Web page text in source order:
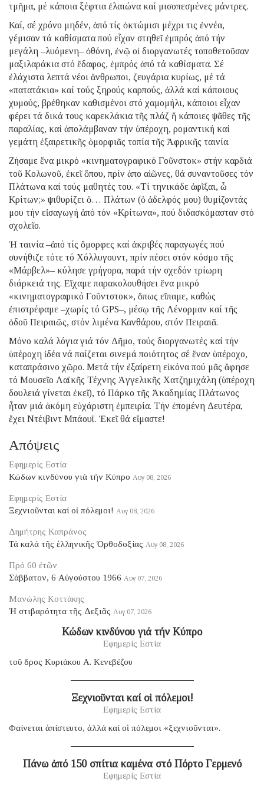
τμῆμα, μέ κάποια ξέφτια ἐλαιώνα καί μισοπεσμένες μάντρες.
Καί, σέ χρόνο μηδέν, ἀπό τίς ὀκτώμισι μέχρι τις ἐννέα,
γέμισαν τά καθίσματα πού εἶχαν στηθεῖ ἐμπρός ἀπό τήν
μεγάλη –λυόμενη– ὀθόνη, ἐνῷ οἱ διοργανωτές τοποθετοῦσαν
μαξιλαράκια στό ἔδαφος, ἐμπρός ἀπό τά καθίσματα. Σέ
ἐλάχιστα λεπτά νέοι ἄνθρωποι, ζευγάρια κυρίως, μέ τά
«πατατάκια» καί τούς ξηρούς καρπούς, ἀλλά καί κάποιους
χυμούς, βρέθηκαν καθισμένοι στό χαμομήλι, κάποιοι εἶχαν
φέρει τά δικά τους καρεκλάκια τῆς πλάζ ἤ κάποιες ψᾶθες τῆς
παραλίας, καί ἀπολάμβαναν τήν ὑπέροχη, ρομαντική καί
γεμάτη ἐξαιρετικῆς ὀμορφιᾶς τοπία τῆς Ἀφρικῆς ταινία.
Ζήσαμε ἕνα μικρό «κινηματογραφικό Γοῦνστοκ» στήν καρδιά
τοῦ Κολωνοῦ, ἐκεῖ ὅπου, πρίν ἀπο αἰῶνες, θά συναντοῦσες τόν
Πλάτωνα καί τούς μαθητές του. «Τί τηνικάδε ἀφῖξαι, ὦ
Κρίτων;» ψιθυρίζει ὁ… Πλάτων (ὁ ἀδελφός μου) θυμίζοντάς
μου τήν εἰσαγωγή ἀπό τόν «Κρίτωνα», πού διδασκόμασταν στό
σχολεῖο.
Ἡ ταινία –ἀπό τίς ὄμορφες καί ἀκριβές παραγωγές πού
συνήθιζε τότε τό Χόλλυγουντ, πρίν πέσει στόν κόσμο τῆς
«Μάρβελ»– κύλησε γρήγορα, παρά τήν σχεδόν τρίωρη
διάρκειά της. Εἴχαμε παρακολουθήσει ἕνα μικρό
«κινηματογραφικό Γοῦντστοκ», ὅπως εἴπαμε, καθώς
ἐπιστρέφαμε –χωρίς τό GPS–, μέσῳ τῆς Λένορμαν καί τῆς
ὁδοῦ Πειραιῶς, στόν λιμένα Κανθάρου, στόν Πειραιᾶ.
Μόνο καλά λόγια γιά τόν Δῆμο, τούς διοργανωτές καί τήν
ὑπέροχη ἰδέα νά παίζεται σινεμά ποιότητος σέ ἕναν ὑπέροχο,
καταπράσινο χῶρο. Μετά τήν ἐξαίρετη εἰκόνα πού μᾶς ἄφησε
τό Μουσεῖο Λαϊκῆς Τέχνης Ἀγγελικῆς Χατζημιχάλη (ὑπέροχη
δουλειά γίνεται ἐκεῖ), τό Πάρκο τῆς Ἀκαδημίας Πλάτωνος
ἦταν μιά ἀκόμη εὐχάριστη ἐμπειρία. Τήν ἑπομένη Δευτέρα,
ἔχει Ντέιβιντ Μπάουϊ. Ἐκεῖ θά εἴμαστε!
Απόψεις
Εφημερίς Εστία
Κώδων κινδύνου γιά τήν Κύπρο Αυγ 08, 2026
Εφημερίς Εστία
Ξεχνιοῦνται καί οἱ πόλεμοι! Αυγ 08, 2026
Δημήτρης Καπράνος
Τά καλά τῆς ἑλληνικῆς Ὀρθοδοξίας Αυγ 08, 2026
Πρό 60 ἐτῶν
Σάββατον, 6 Αὐγούστου 1966 Αυγ 07, 2026
Μανώλης Κοττάκης
Ἡ στιβαρότητα τῆς Δεξιᾶς Αυγ 07, 2026
Κώδων κινδύνου γιά τήν Κύπρο
Εφημερίς Εστία
τοῦ δρος Κυριάκου Α. Κενεβέζου
Ξεχνιοῦνται καί οἱ πόλεμοι!
Εφημερίς Εστία
Φαίνεται ἀπίστευτο, ἀλλά καί οἱ πόλεμοι «ξεχνιοῦνται».
Πάνω ἀπό 150 σπίτια καμένα στό Πόρτο Γερμενό
Εφημερίς Εστία